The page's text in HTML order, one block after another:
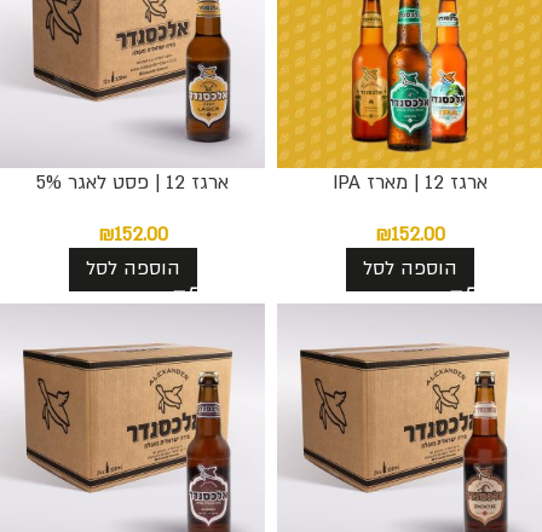
ארגז 12 | מארז IPA
₪152.00
הוספה לסל
ארגז 12 | פסט לאגר 5%
₪152.00
הוספה לסל